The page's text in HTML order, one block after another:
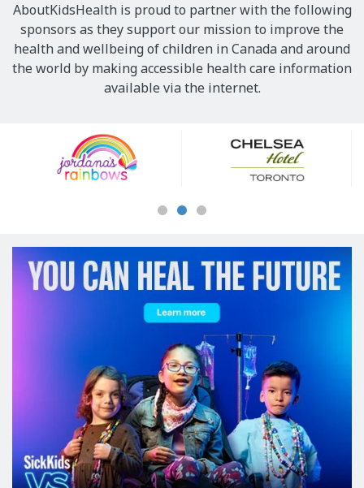
AboutKidsHealth is proud to partner with the following
sponsors as they support our mission to improve the
health and wellbeing of children in Canada and around
the world by making accessible health care information
available via the internet.
Sponsors